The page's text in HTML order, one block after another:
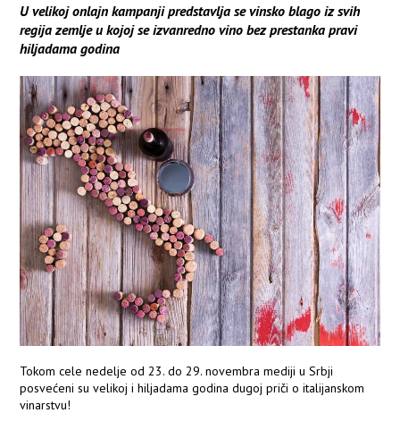
U velikoj onlajn kampanji predstavlja se vinsko blago iz svih
regija zemlje u kojoj se izvanredno vino bez prestanka pravi
hiljadama godina
Tokom cele nedelje od 23. do 29. novembra mediji u Srbji
posvećeni su velikoj i hiljadama godina dugoj priči o italijanskom
vinarstvu!